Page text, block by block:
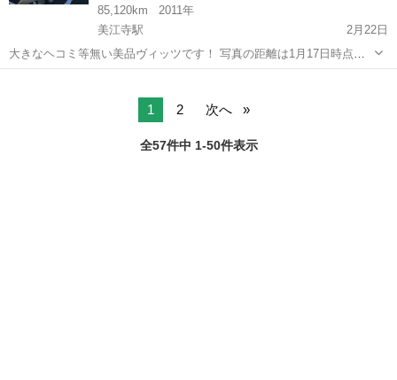
85,120km
2011年
美江寺駅
2月22日
大きなヘコミ等無い美品ヴィッツです！ 写真の距離は1月17日時点で
す。すぐ決まってもお渡しの際は86000ぐらいかと。 スマートキー、
1 2 次へ
全57件中 1-50件表示